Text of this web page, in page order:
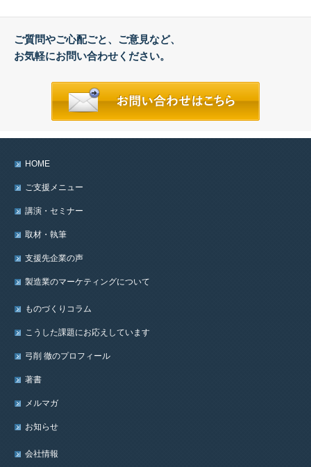
ご質問やご心配ごと、ご意見など、
お気軽にお問い合わせください。
HOME
ご支援メニュー
講演・セミナー
取材・執筆
支援先企業の声
製造業のマーケティングについて
ものづくりコラム
こうした課題にお応えしています
弓削 徹のプロフィール
著書
メルマガ
お知らせ
会社情報